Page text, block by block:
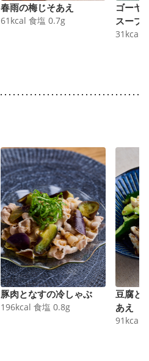
春雨の梅じそあえ
61 kcal 食塩 0.7g
ゴーヤ
スープ
31 kcal
豚肉となすの冷しゃぶ
196kcal 食塩 0.8g
豆腐と
あえ
91 kcal